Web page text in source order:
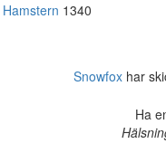
Hamstern 1340
Snowfox har
Ha